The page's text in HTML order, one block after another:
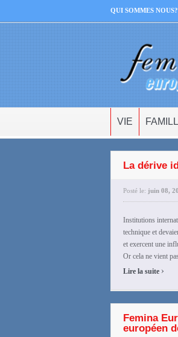
QUI SOMMES NOUS?
VIE
La dérive
Posté le: juin 08,
Institutions
technique et
et exercent une
Or cela ne vient
Lire la suite ›
Femina
européen